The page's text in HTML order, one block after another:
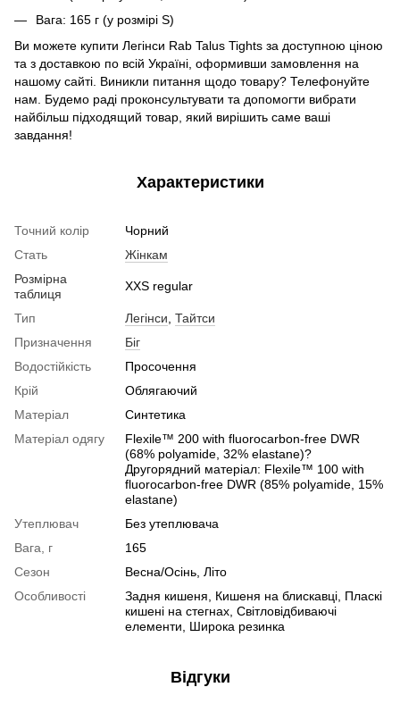
Вага: 165 г (у розмірі S)
Ви можете купити Легінси Rab Talus Tights за доступною ціною
та з доставкою по всій Україні, оформивши замовлення на
нашому сайті. Виникли питання щодо товару? Телефонуйте
нам. Будемо раді проконсультувати та допомогти вибрати
найбільш підходящий товар, який вирішить саме ваші
завдання!
Характеристики
Точний колір
Чорний
Стать
Жінкам
Розмірна
таблиця
XXS regular
Тип Легінси Тайтси
Призначення
Біг
Водостійкість
Просочення
Крій
Облягаючий
Матеріал
Синтетика
Матеріал одягу
Flexile™ 200 with fluorocarbon-free DWR
(68% polyamide, 32% elastane)?
Другорядний матеріал: Flexile™ 100 with
fluorocarbon-free DWR (85% polyamide, 15%
elastane)
Утеплювач
Без утеплювача
Вага, г
165
Сезон
Весна/Осінь, Літо
Особливості
Задня кишеня, Кишеня на блискавці, Пласкі
кишені на стегнах, Світловідбиваючі
елементи, Широка резинка
Відгуки